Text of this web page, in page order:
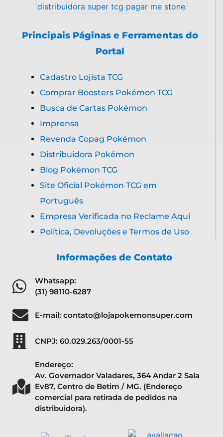
Principais Páginas e Ferramentas do
Portal
Cadastro Lojista TCG
Comprar Boosters Pokémon TCG
Busca de Cartas Pokémon
Imprensa
Revenda Copag Pokémon
Distribuidora Pokémon
Blog Pokémon TCG
Site Oficial Pokémon TCG em
Português
Empresa Verificada no Reclame Aqui
Política, Devoluções e Termos de Uso
Informações de Contato
Whatsapp:
(31) 98110-6287
E-mail: contato@lojapokemonsuper.com
CNPJ: 60.029.263/0001-55
Endereço:
Av. Governador Valadares, 364 Andar 2 Sala
Ev87, Centro de Betim / MG. (Endereço
comercial para retirada de pedidos na
distribuidora).